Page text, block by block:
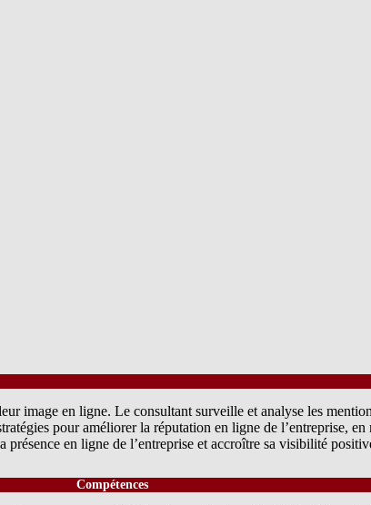
image en ligne. Le consultant surveille et analyse les
pour améliorer la réputation en ligne de l’entreprise,
en ligne de l’entreprise et accroître sa visibilité
Compétences